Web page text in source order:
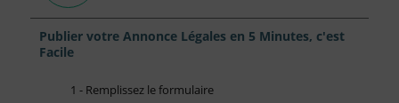
Publier votre Annonce Légales en 5 Minutes, c'est
Facile
1 - Remplissez le formulaire